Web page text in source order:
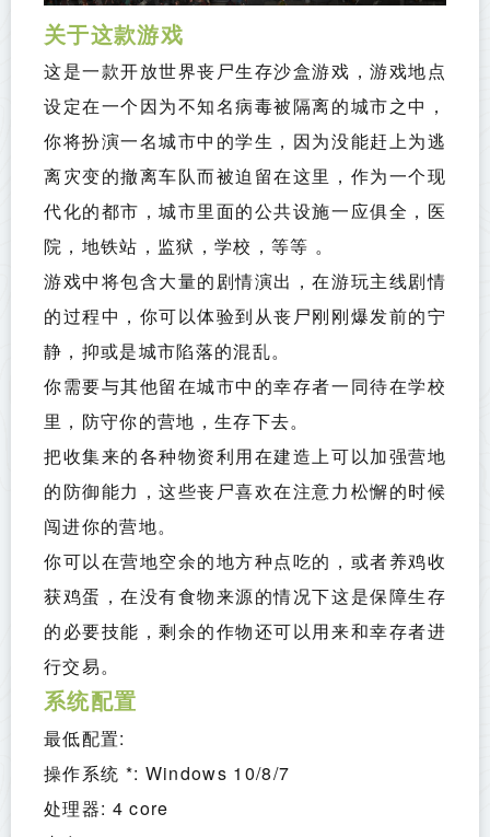
关于这款游戏
这是一款开放世界丧尸生存沙盒游戏，游戏地点
设定在一个因为不知名病毒被隔离的城市之中，
你将扮演一名城市中的学生，因为没能赶上为逃
离灾变的撤离车队而被迫留在这里，作为一个现
代化的都市，城市里面的公共设施一应俱全，医
院，地铁站，监狱，学校，等等 。
游戏中将包含大量的剧情演出，在游玩主线剧情
的过程中，你可以体验到从丧尸刚刚爆发前的宁
静，抑或是城市陷落的混乱。
你需要与其他留在城市中的幸存者一同待在学校
里，防守你的营地，生存下去。
把收集来的各种物资利用在建造上可以加强营地
的防御能力，这些丧尸喜欢在注意力松懈的时候
闯进你的营地。
你可以在营地空余的地方种点吃的，或者养鸡收
获鸡蛋，在没有食物来源的情况下这是保障生存
的必要技能，剩余的作物还可以用来和幸存者进
行交易。
系统配置
最低配置:
操作系统 *: Windows 10/8/7
处理器: 4 core